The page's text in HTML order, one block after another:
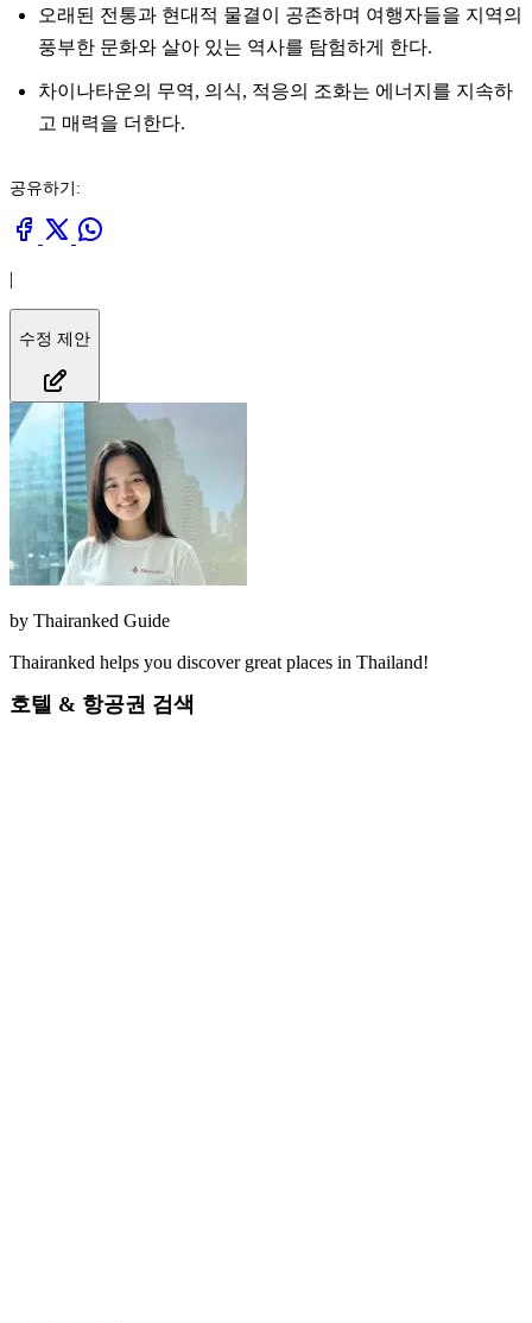
오래된 전통과 현대적 물결이 공존하며 여행자들을 지역의
풍부한 문화와 살아 있는 역사를 탐험하게 한다.
차이나타운의 무역, 의식, 적응의 조화는 에너지를 지속하
고 매력을 더한다.
공유하기:
|
수정 제안
by Thairanked Guide
Thairanked helps you discover great places in Thailand!
호텔 & 항공권 검색